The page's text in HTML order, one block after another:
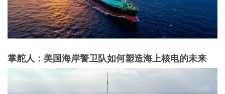
掌舵人：美国海岸警卫队如何塑造海上核电的未来